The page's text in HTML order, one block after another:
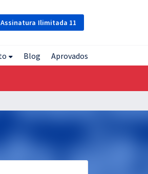
Assinatura Ilimitada 11
Blog Aprovados